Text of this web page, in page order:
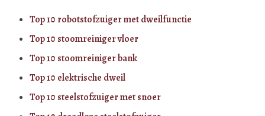
Top 10 robotstofzuiger met dweilfunctie
Top 10 stoomreiniger vloer
Top 10 stoomreiniger bank
Top 10 elektrische dweil
Top 10 steelstofzuiger met snoer